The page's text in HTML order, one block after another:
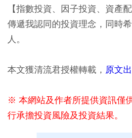
【指數投資、因子投資、資產
傳遞我認同的投資理念，同時
人。
本文獲清流君授權轉載， 原文
※ 本網站及作者所提供資訊僅
行承擔投資風險及投資結果。